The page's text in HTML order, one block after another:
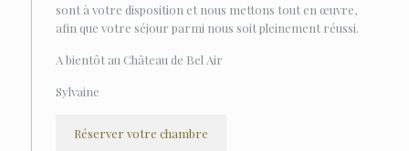
sont à votre disposition et nous mettons tout en œuvre,
afin que votre séjour parmi nous soit pleinement réussi.
A bientôt au Château de Bel Air
Sylvaine
Réserver votre chambre